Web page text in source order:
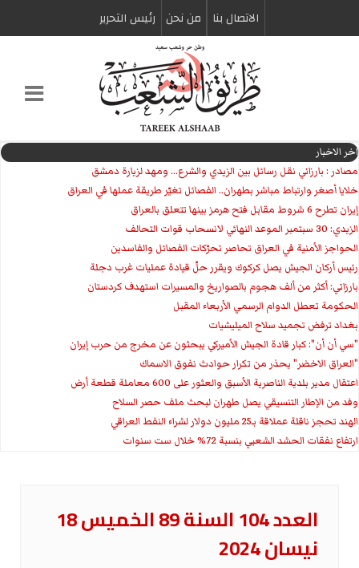
الاتصال بنا من نحن رئیس التحریر
اخر الاخبار
مصادر : بارزاني نقل رسائل بين الزيدي والشرع... ومهد لزيارة دمشق
خلايا أصغر وارتباط مباشر بطهران.. الفصائل تغيّر طريقة عملها في العراق
إيران تطرح 6 شروط مقابل فتح هرمز بينها تتعلق بالعراق
الزيدي: 30 سبتمبر الموعد النهائي لانسحاب قوات التحالف
الحواجز الأمنية في العراق تحاصر تحرّكات الفصائل والفاسدين
رئيس أركان الجيش يصل كركوك ويقرر حلّ قيادة عمليات غرب دجلة
بارزاني: أكثر من ألف هجوم بالصواريخ والمسيرات استهدف كردستان
الحكومة تعطل الدوام الرسمي الأربعاء المقبل
بغداد ترفض تجميد سلاح الميليشيات
"سي أن أن": كبار قادة الجيش الأميركي يبحثون عن مخرج من حرب إيران
"العراق الاخضر" يحذر من تكرار حوادث نفوق الاسماك
اعتقال مدير بلدية الناصرية الأسبق والعثور على 600 معاملة قطعة أرض
وفد من الإطار التنسيقي يصل طهران لبحث ملف حصر السلاح
الهند تحجز ناقلة عملاقة بـ25 مليون دولار لشراء النفط العراقي
ارتفاع نفقات الحشد الشعبي بنسبة 72% خلال ست سنوات
العدد 104 السنة 89 الخميس 18
نيسان 2024